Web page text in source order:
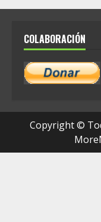
COLABORACIÓN
Copyright ©